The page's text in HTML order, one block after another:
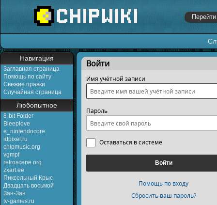
Навигация
Заглавная страница
Помощь по сайту
Свежие правки
Случайная страница
Любопытное
8-bit Folder
Bleeplove
e_nintendocore
idpixel.ru
chipmusic.org
vgmpf
retroscene.org
zxart.ee
Пиксельный Крыс
Двадцать восьмой
Зан-Зан
tv-games.ru
Перейти к:навигация,поиск
Войти
Имя учётной записи
Пароль
Оставаться в системе
Войти
Помощь по входу
Сбросить ваш пароль?